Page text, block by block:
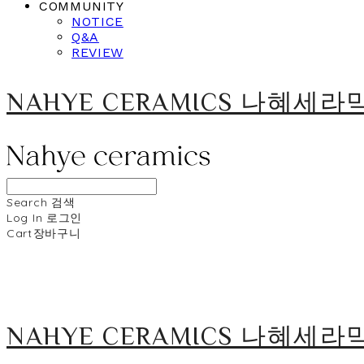
COMMUNITY
NOTICE
Q&A
REVIEW
NAHYE CERAMICS 나혜세라
Search 검색
Log In 로그인
Cart장바구니
NAHYE CERAMICS 나혜세라